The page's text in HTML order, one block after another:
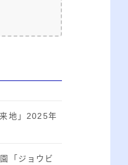
地」2025年
「ジョウビ